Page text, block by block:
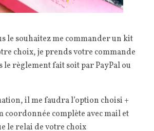
le souhaitez me commander un kit
choix, je prends votre commande
le règlement fait soit par PayPal ou
il me faudra l’option choisi +
complète avec mail et
le relai de votre choix